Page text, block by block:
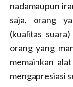
nadamaupun
saja, orang
(kualitas
orang yang
memainkan
mengapresiasi